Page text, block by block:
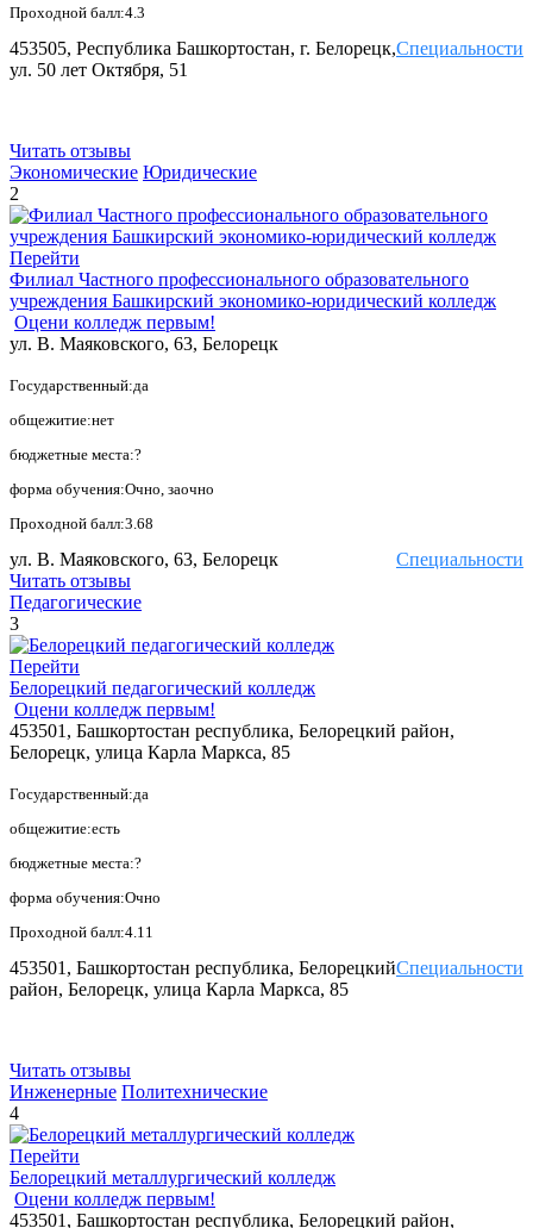
Проходной балл:4.3
Специальности
453505, Республика Башкортостан, г. Белорецк,
ул. 50 лет Октября, 51
Читать отзывы
Экономические Юридические
2
Перейти
Филиал Частного профессионального образовательного
учреждения Башкирский экономико-юридический колледж
Оцени колледж первым!
ул. В. Маяковского, 63, Белорецк
Государственный:да
общежитие:нет
бюджетные места:?
форма обучения:Очно, заочно
Проходной балл:3.68
Специальности
ул. В. Маяковского, 63, Белорецк
Читать отзывы
Педагогические
3
Перейти
Белорецкий педагогический колледж
Оцени колледж первым!
453501, Башкортостан республика, Белорецкий район,
Белорецк, улица Карла Маркса, 85
Государственный:да
общежитие:есть
бюджетные места:?
форма обучения:Очно
Проходной балл:4.11
Специальности
453501, Башкортостан республика, Белорецкий
район, Белорецк, улица Карла Маркса, 85
Читать отзывы
Инженерные Политехнические
4
Перейти
Белорецкий металлургический колледж
Оцени колледж первым!
453501, Башкортостан республика, Белорецкий район,